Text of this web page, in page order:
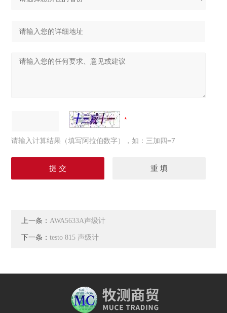
请输入计算结果（填写阿拉伯数字），如：三加四=7
上一条： AWA5633A声级计
下一条：testo 815 声级计